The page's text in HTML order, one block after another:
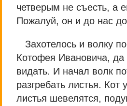
четверым не съесть, а
Пожалуй, он и до нас
Захотелось и волку
Котофея Ивановича, да
видать. И начал волк
разгребать листья. Кот
листья шевелятся,